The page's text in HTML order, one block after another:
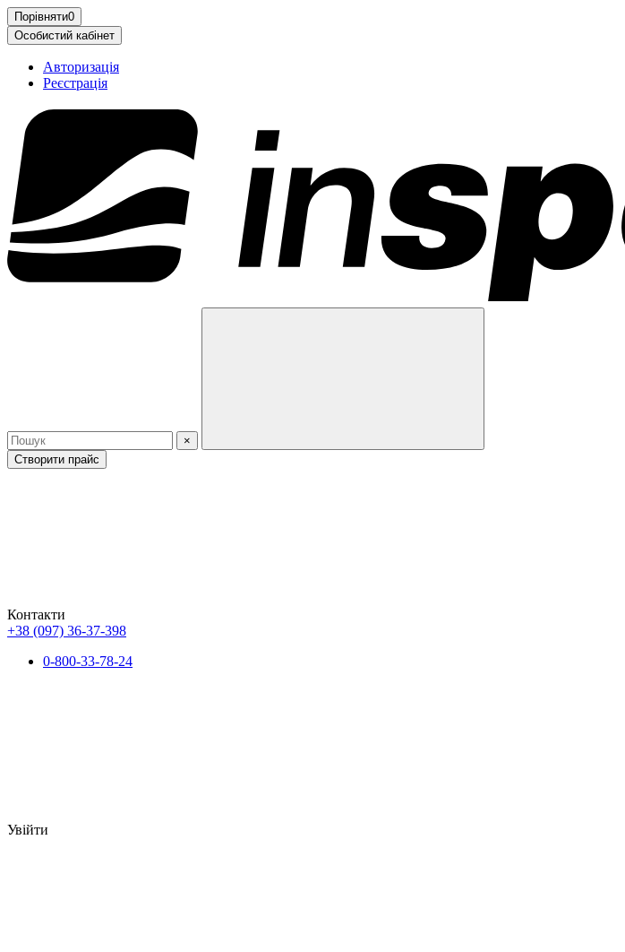
Порівняти0
Особистий кабінет
Авторизація
Реєстрація
×
Cтворити прайс
Контакти
+38 (097) 36-37-398
0-800-33-78-24
Увійти